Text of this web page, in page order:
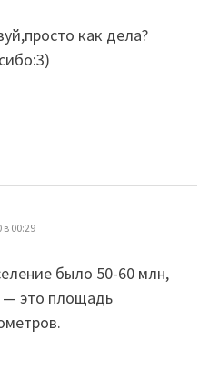
как дела?
в 00:29
было 50-60 млн,
— это площадь